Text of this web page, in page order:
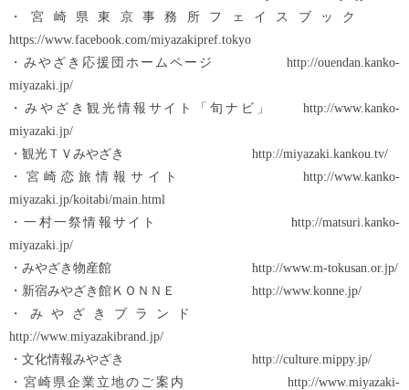
・宮崎県東京事務所フェイスブック
https://www.facebook.com/miyazakipref.tokyo
・みやざき応援団ホームページ http://ouendan.kanko-
miyazaki.jp/
・みやざき観光情報サイト「旬ナビ」 http://www.kanko-
miyazaki.jp/
・観光ＴＶみやざき http://miyazaki.kankou.tv/
・宮崎恋旅情報サイト http://www.kanko-
miyazaki.jp/koitabi/main.html
・一村一祭情報サイト http://matsuri.kanko-
miyazaki.jp/
・みやざき物産館 http://www.m-tokusan.or.jp/
・新宿みやざき館ＫＯＮＮＥ http://www.konne.jp/
・みやざきブランド
http://www.miyazakibrand.jp/
・文化情報みやざき http://culture.mippy.jp/
・宮崎県企業立地のご案内 http://www.miyazaki-